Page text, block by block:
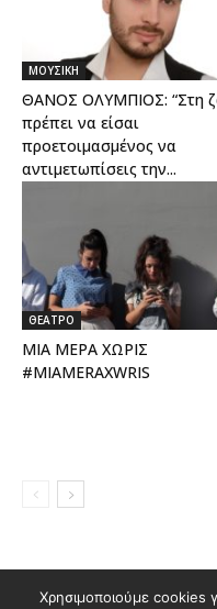
ΜΟΥΣΙΚΗ
ΘΑΝΟΣ ΟΛΥΜΠΙΟΣ: “Στη
πρέπει να είσαι
προετοιμασμένος να
αντιμετωπίσεις την...
ΘΕΑΤΡΟ
ΜΙΑ ΜΕΡΑ ΧΩΡΙΣ
#MIAMERAXWRIS
Χρησιμοποιούμε cookies